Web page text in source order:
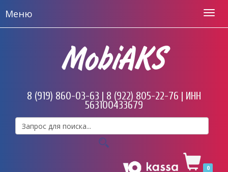
Меню
MobiAKS
8 (919) 860-03-63 | 8 (922) 805-22-76 | ИНН
563100433679
0